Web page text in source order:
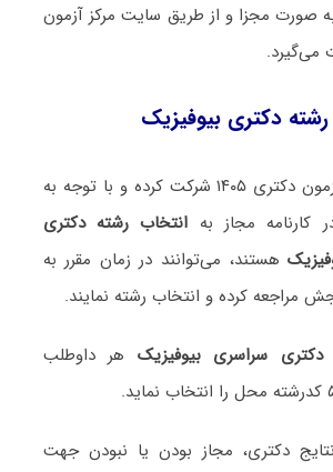
صورت مجزا و از طریق سایت مرکز آزمون
می‌گیرد.
دکتری بیوفیزیک
داوطلبانی که در آزمون دکتری ۱۴۰۵ شرکت کرده و با توجه به
کارنامه مجاز به انتخاب رشته دکتری
هستند، می‌توانند در زمان مقرر به
مراجعه کرده و انتخاب رشته نمایند.
دکتری سراسری بیوفیزیک هر داوطلب
نتایج دکتری، مجاز بودن یا نبودن جهت